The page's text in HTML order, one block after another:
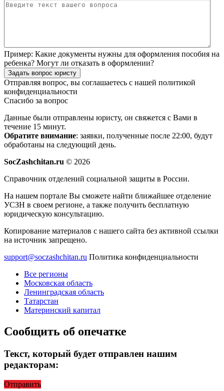
Пример: Какие документы нужны для оформления пособия на
ребенка? Могут ли отказать в оформлении?
Задать вопрос юристу
Отправляя вопрос, вы соглашаетесь с нашей политикой
конфиденциальности
Спасибо за вопрос
Данные были отправлены юристу, он свяжется с Вами в
течение 15 минут.
Обратите внимание: заявки, полученные после 22:00, будут
обработаны на следующий день.
SocZashchitan.ru © 2026
Справочник отделений социальной защиты в России.
На нашем портале Вы сможете найти ближайшее отделение
УСЗН в своем регионе, а также получить бесплатную
юридическую консультацию.
Копирование материалов с нашего сайта без активной ссылки
на источник запрещено.
support@soczashchitan.ru Политика конфиденциальности
Все регионы
Московская область
Ленинградская область
Татарстан
Материнский капитал
Сообщить об опечатке
Текст, который будет отправлен нашим
редакторам:
Отправить